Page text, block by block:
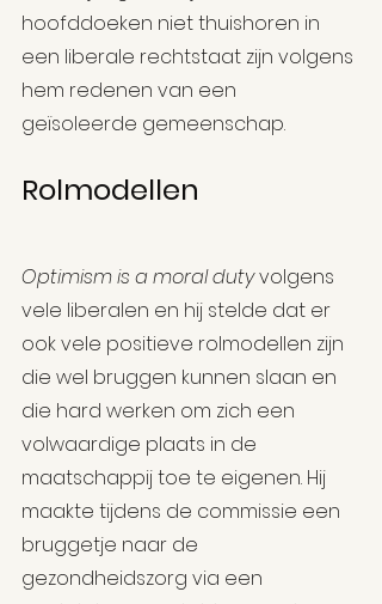
hoofddoeken niet thuishoren in
een liberale rechtstaat zijn volgens
hem redenen van een
geïsoleerde gemeenschap.
Rolmodellen
Optimism is a moral duty volgens
vele liberalen en hij stelde dat er
ook vele positieve rolmodellen zijn
die wel bruggen kunnen slaan en
die hard werken om zich een
volwaardige plaats in de
maatschappij toe te eigenen. Hij
maakte tijdens de commissie een
bruggetje naar de
gezondheidszorg via een